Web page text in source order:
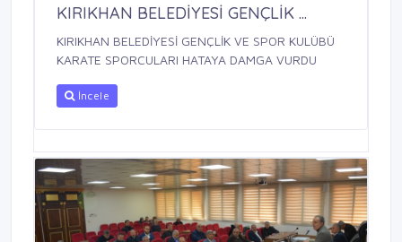
KIRIKHAN BELEDİYESİ GENÇLİK ...
KIRIKHAN BELEDİYESİ GENÇLİK VE SPOR KULÜBÜ
KARATE SPORCULARI HATAYA DAMGA VURDU
İncele